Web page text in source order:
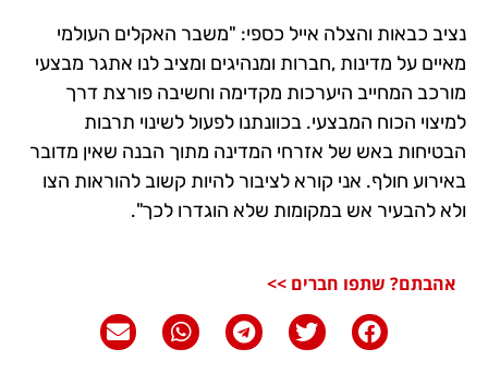
נציב כבאות והצלה אייל כספי: "משבר האקלים העולמי
מאיים על מדינות ,חברות ומנהיגים ומציב לנו אתגר מבצעי
מורכב המחייב היערכות מקדימה וחשיבה פורצת דרך
למיצוי הכוח המבצעי. בכוונתנו לפעול לשינוי תרבות
הבטיחות באש של אזרחי המדינה מתוך הבנה שאין מדובר
באירוע חולף. אני קורא לציבור להיות קשוב להוראות הצו
ולא להבעיר אש במקומות שלא הוגדרו לכך".
אהבתם? שתפו חברים >>